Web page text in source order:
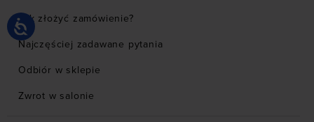
Jak złożyć zamówienie?
Najczęściej zadawane pytania
Odbiór w sklepie
Zwrot w salonie